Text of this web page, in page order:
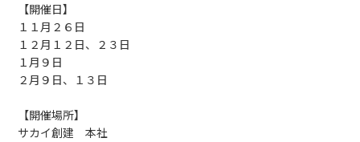
【開催日】
１１月２６日
１２月１２日、２３日
１月９日
２月９日、１３日
【開催場所】
サカイ創建 本社